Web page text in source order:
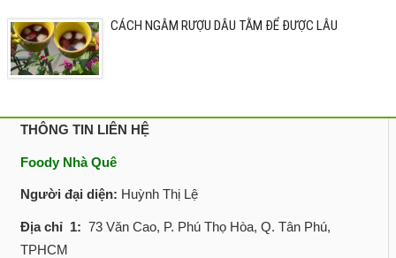
CÁCH NGÂM RƯỢU DÂU TẰM ĐỂ ĐƯỢC LÂU
THÔNG TIN LIÊN HỆ
Foody Nhà Quê
Người đại diện: Huỳnh Thị Lệ
Địa chỉ 1: 73 Văn Cao, P. Phú Thọ Hòa, Q. Tân Phú,
TPHCM